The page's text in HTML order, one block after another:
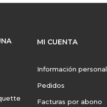
MI CUENTA
Información personal
Pedidos
Facturas por abono